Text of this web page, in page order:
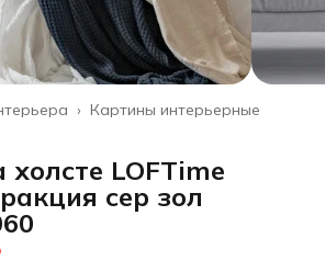
Картины интерьерные
›
LOFTime
сер зол